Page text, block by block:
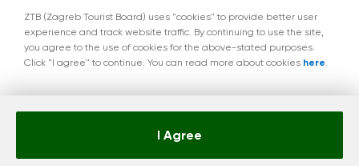
ZTB (Zagreb Tourist Board) uses "cookies" to provide better user
experience and track website traffic. By continuing to use the site,
you agree to the use of cookies for the above-stated purposes.
Click "I agree" to continue. You can read more about cookies here.
I Agree